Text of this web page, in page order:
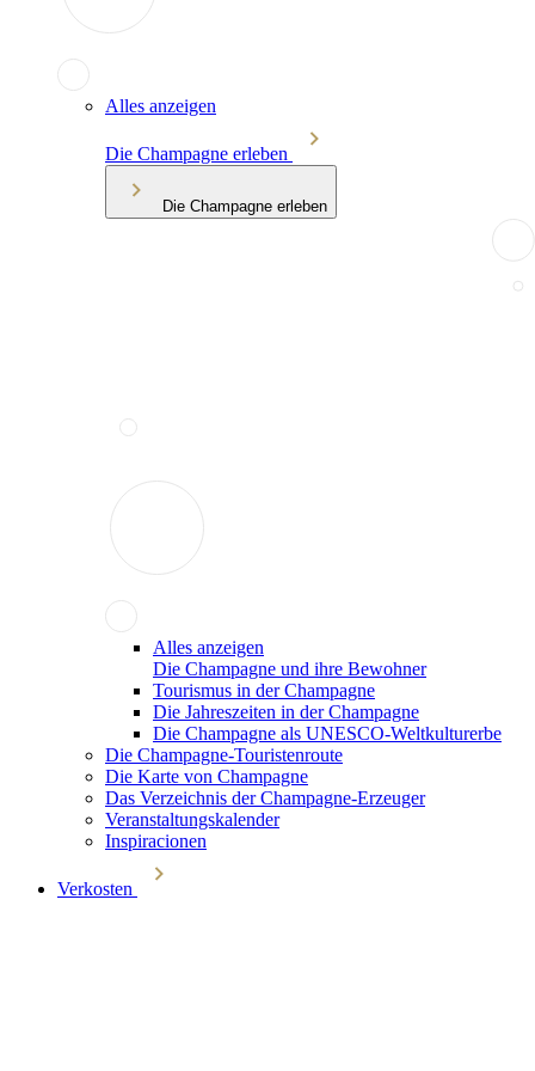
Alles anzeigen
Die Champagne erleben
Die Champagne erleben
Alles anzeigen
Die Champagne und ihre Bewohner
Tourismus in der Champagne
Die Jahreszeiten in der Champagne
Die Champagne als UNESCO-Weltkulturerbe
Die Champagne-Touristenroute
Die Karte von Champagne
Das Verzeichnis der Champagne-Erzeuger
Veranstaltungskalender
Inspiracionen
Verkosten